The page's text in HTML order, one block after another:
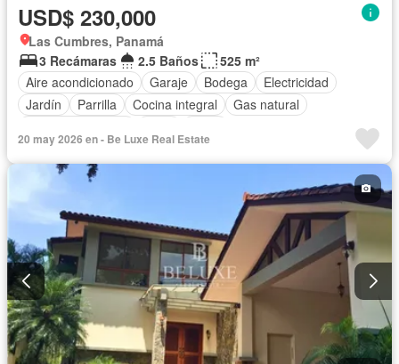
USD$ 230,000
Las Cumbres, Panamá
3 Recámaras
2.5 Baños
525 m²
Aire acondicionado
Garaje Bodega
Electricidad
Jardín
Parrilla Cocina integral
Gas natural
20 may 2026 en - Be Luxe Real Estate